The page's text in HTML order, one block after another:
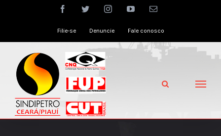
facebooktwitter instagramyoutubeEmail
Filie-se Denuncie Fale conosco